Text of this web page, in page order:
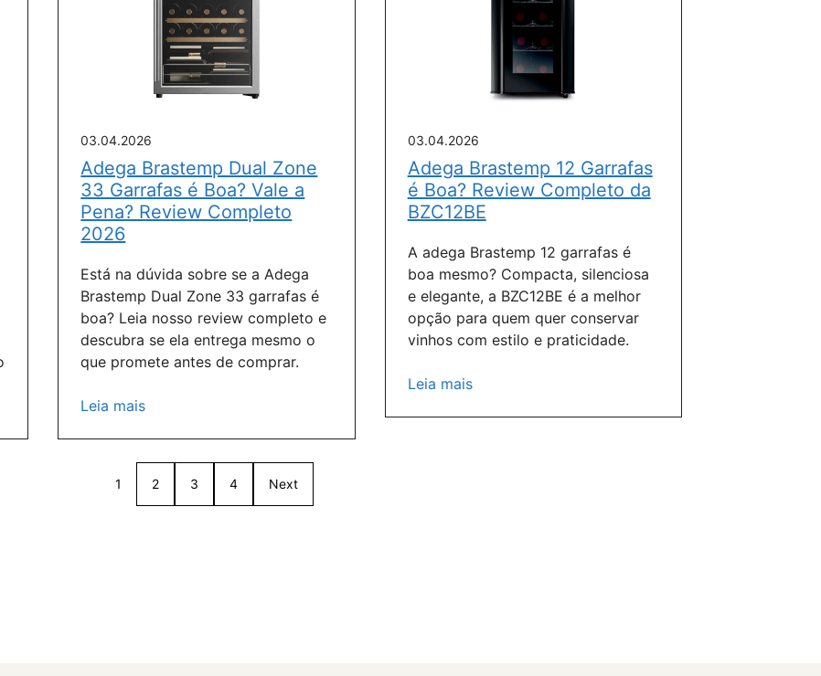
03.04.2026
Adega Brastemp Dual Zone
33 Garrafas é Boa? Vale a
Pena? Review Completo
2026
Está na dúvida sobre se a Adega
Brastemp Dual Zone 33 garrafas é
boa? Leia nosso review completo e
descubra se ela entrega mesmo o
que promete antes de comprar.
Leia mais
03.04.2026
Adega Brastemp 12 Garrafas
é Boa? Review Completo da
BZC12BE
A adega Brastemp 12 garrafas é
boa mesmo? Compacta, silenciosa
e elegante, a BZC12BE é a melhor
opção para quem quer conservar
vinhos com estilo e praticidade.
Leia mais
1 2 3 4 Next